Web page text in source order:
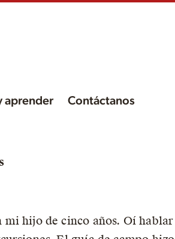
aprender Contáctanos
hijo de cinco años. Oí